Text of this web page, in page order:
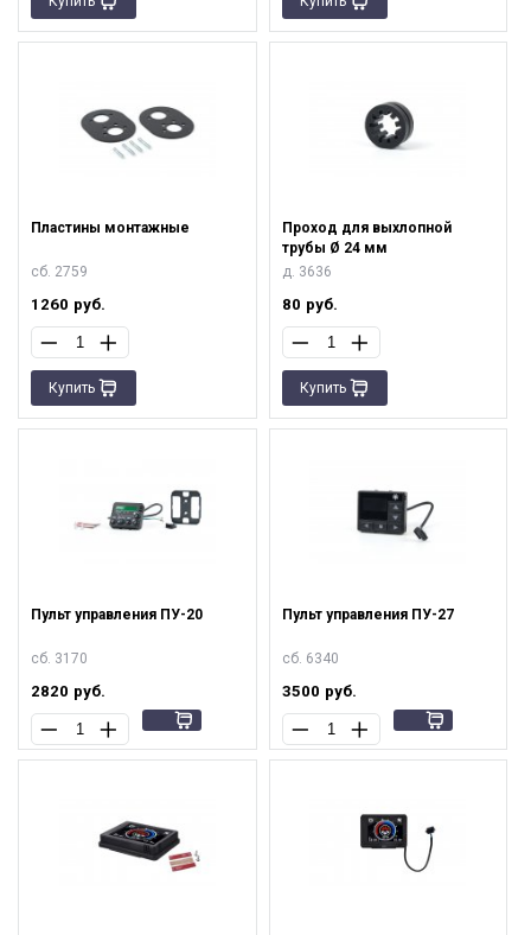
Пластины монтажные
сб. 2759
1260 руб.
Купить
Проход для выхлопной
трубы Ø 24 мм
д. 3636
80 руб.
Купить
Пульт управления ПУ-20
сб. 3170
2820 руб.
Пульт управления ПУ-27
сб. 6340
3500 руб.